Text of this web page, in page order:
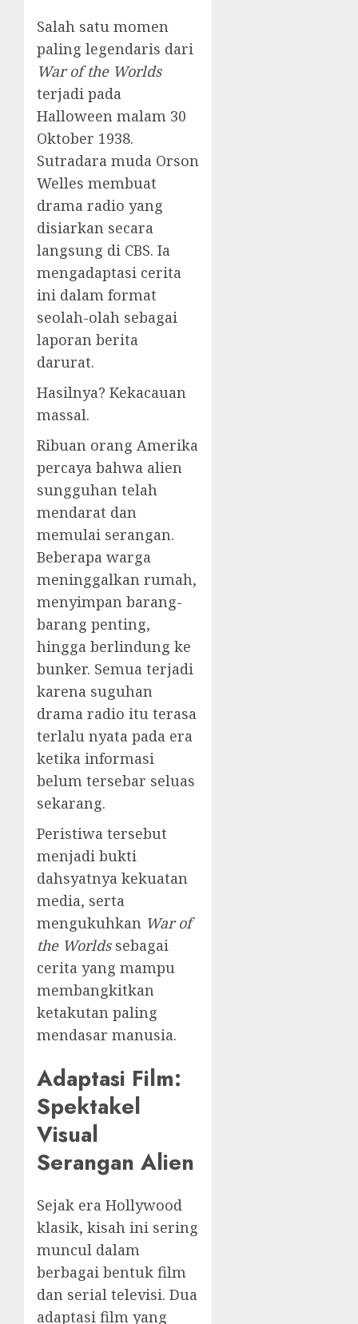
Salah satu momen
paling legendaris dari
War of the Worlds
terjadi pada
Halloween malam 30
Oktober 1938.
Sutradara muda Orson
Welles membuat
drama radio yang
disiarkan secara
langsung di CBS. Ia
mengadaptasi cerita
ini dalam format
seolah-olah sebagai
laporan berita
darurat.
Hasilnya? Kekacauan
massal.
Ribuan orang Amerika
percaya bahwa alien
sungguhan telah
mendarat dan
memulai serangan.
Beberapa warga
meninggalkan rumah,
menyimpan barang-
barang penting,
hingga berlindung ke
bunker. Semua terjadi
karena suguhan
drama radio itu terasa
terlalu nyata pada era
ketika informasi
belum tersebar seluas
sekarang.
Peristiwa tersebut
menjadi bukti
dahsyatnya kekuatan
media, serta
mengukuhkan War of
the Worldssebagai
cerita yang mampu
membangkitkan
ketakutan paling
mendasar manusia.
Adaptasi Film:
Spektakel
Visual
Serangan Alien
Sejak era Hollywood
klasik, kisah ini sering
muncul dalam
berbagai bentuk film
dan serial televisi. Dua
adaptasi film yang